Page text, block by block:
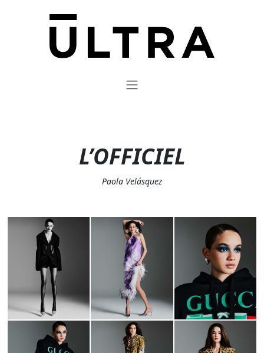
L’OFFICIEL
Paola Velásquez